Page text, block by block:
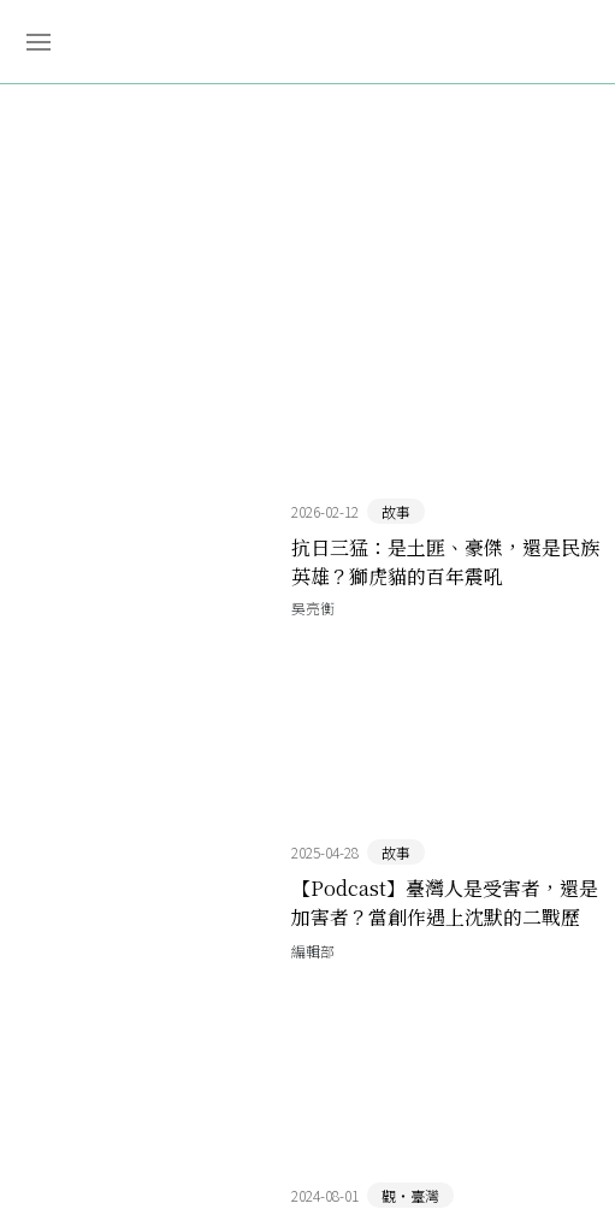
2026-02-12 故事
抗日三猛：是土匪、豪傑，還是民族
英雄？獅虎貓的百年震吼
吳亮衡
2025-04-28 故事
【Podcast】臺灣人是受害者，還是
加害者？當創作遇上沈默的二戰歷
史，我們能如何記得
編輯部
2024-08-01 觀‧臺灣